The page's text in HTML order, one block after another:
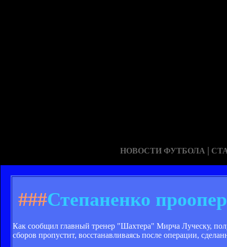
НОВОСТИ ФУТБОЛА |
###Степаненко
Как сообщил главный тренер "Шахтера" Мирча Луческу,
сборов пропустит, восстанавливаясь после операции,